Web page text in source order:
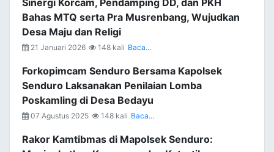
Sinergi Korcam, Pendamping DD, dan PKH
Bahas MTQ serta Pra Musrenbang, Wujudkan
Desa Maju dan Religi
21 Januari 2026 148 kali Baca...
Forkopimcam Senduro Bersama Kapolsek
Senduro Laksanakan Penilaian Lomba
Poskamling di Desa Bedayu
07 Agustus 2025 148 kali Baca...
Rakor Kamtibmas di Mapolsek Senduro: